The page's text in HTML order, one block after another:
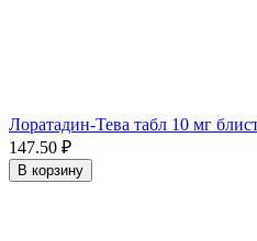
Лоратадин-Тева табл 10 мг
147.50 ₽
В корзину